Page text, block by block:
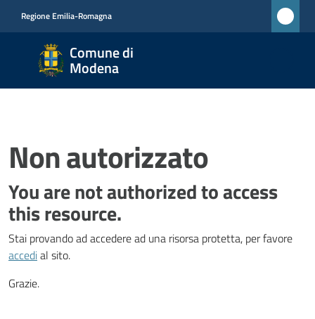
Regione Emilia-Romagna
Comune di
Modena
Non autorizzato
You are not authorized to access
this resource.
Stai provando ad accedere ad una risorsa protetta, per favore
accedial sito.
Grazie.